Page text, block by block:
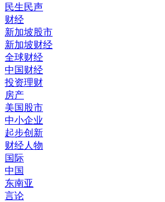
民生民声
财经
新加坡股市
新加坡财经
全球财经
中国财经
投资理财
房产
美国股市
中小企业
起步创新
财经人物
国际
中国
东南亚
言论